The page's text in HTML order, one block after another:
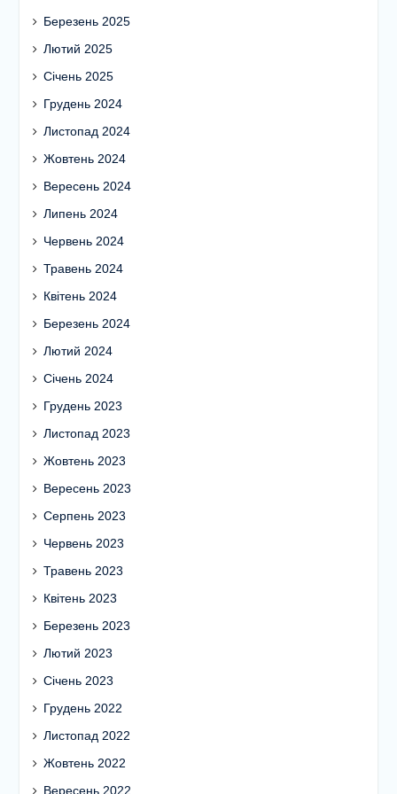
Березень 2025
Лютий 2025
Січень 2025
Грудень 2024
Листопад 2024
Жовтень 2024
Вересень 2024
Липень 2024
Червень 2024
Травень 2024
Квітень 2024
Березень 2024
Лютий 2024
Січень 2024
Грудень 2023
Листопад 2023
Жовтень 2023
Вересень 2023
Серпень 2023
Червень 2023
Травень 2023
Квітень 2023
Березень 2023
Лютий 2023
Січень 2023
Грудень 2022
Листопад 2022
Жовтень 2022
Вересень 2022